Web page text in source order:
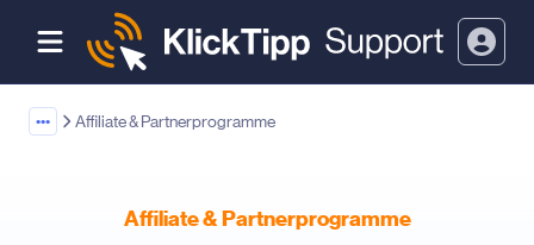
••• Affiliate & Partnerprogramme
Affiliate & Partnerprogramme